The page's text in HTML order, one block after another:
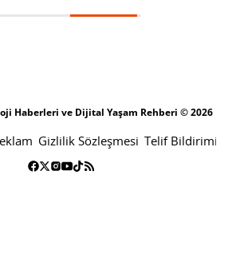
ve üretkenliği
izin veriyor
MAYIS 2023 15:30 PAYLAŞ: